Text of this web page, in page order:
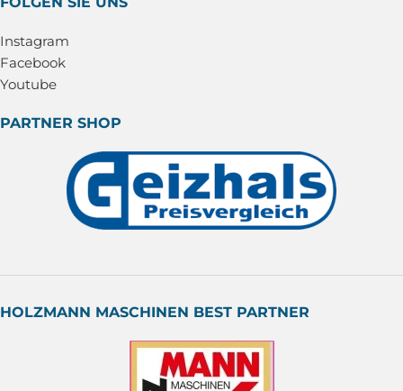
Instagram
Facebook
Youtube
PARTNER SHOP
HOLZMANN MASCHINEN BEST PARTNER